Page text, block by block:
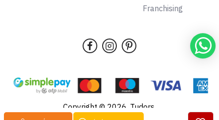
Franchising
Copyright © 2026, Tudors,